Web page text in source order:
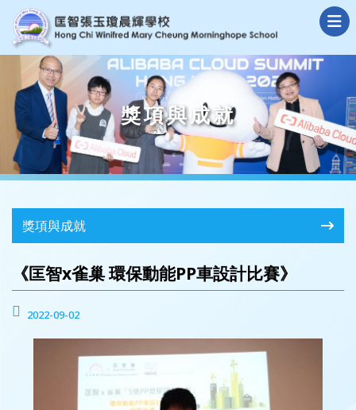
獎項與成就
獎項與成就
《匡智x雀巢 環保動能PP車設計比賽》
2022-09-02